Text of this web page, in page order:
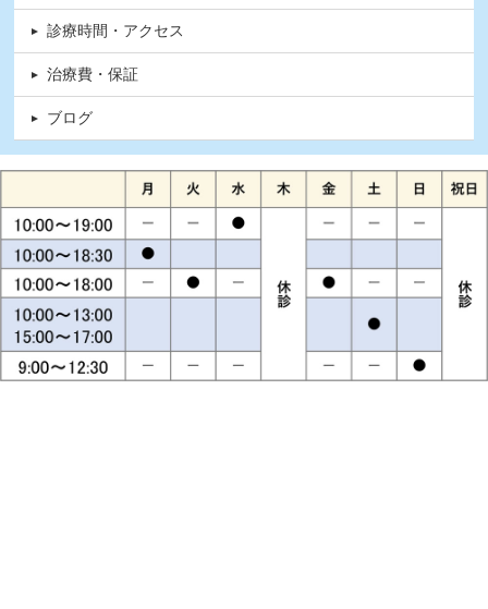
診療時間・アクセス
治療費・保証
ブログ